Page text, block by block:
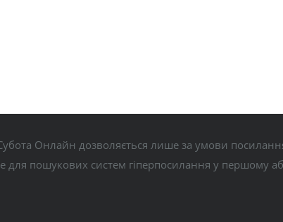
Онлайн дозволяється лише за умови
для пошукових систем гіперпосилання у першому